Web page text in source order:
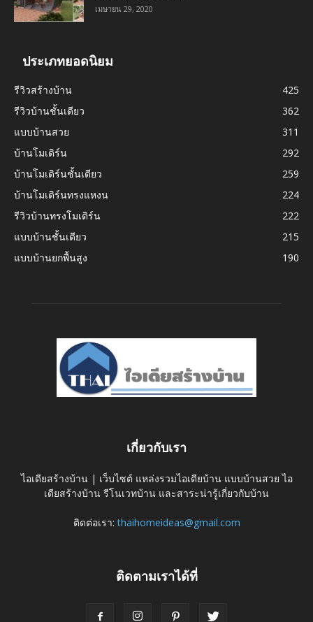
เมษายน 29, 2020
ประเภทยอดนิยม
รีวิวสร้างบ้าน
425
รีวิวบ้านชั้นเดียว
362
แบบบ้านสวย
311
บ้านโมเดิร์น
292
บ้านโมเดิร์นชั้นเดียว
259
บ้านโมเดิร์นทรงแหงน
224
รีวิวบ้านทรงโมเดิร์น
222
แบบบ้านชั้นเดียว
215
แบบบ้านยกพื้นสูง
190
เกี่ยวกับเรา
ไอเดียสร้างบ้าน | เว็บไซต์ แหล่งรวมไอเดียบ้าน แบบบ้านสวย ไอ
เดียสร้างบ้าน รีโนเวทบ้าน และสาระน่ารู้เกี่ยวกับบ้าน
ติดต่อเรา:thaihomeideas@gmail.com
ติดตามเราได้ที่